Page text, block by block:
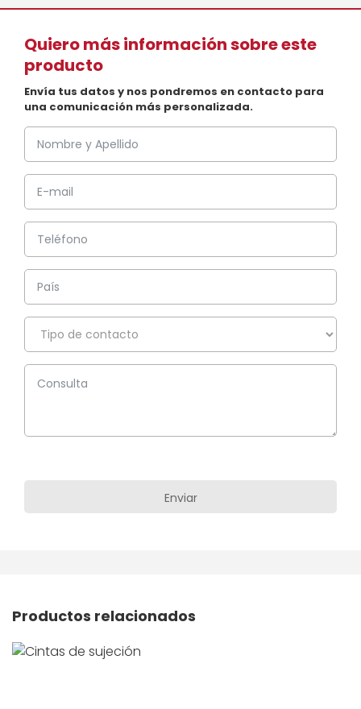
Quiero más información sobre este
producto
Envía tus datos y nos pondremos en contacto para
una comunicación más personalizada.
Productos relacionados